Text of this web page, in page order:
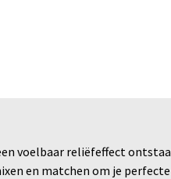
voelbaar reliëfeffect
en matchen om je